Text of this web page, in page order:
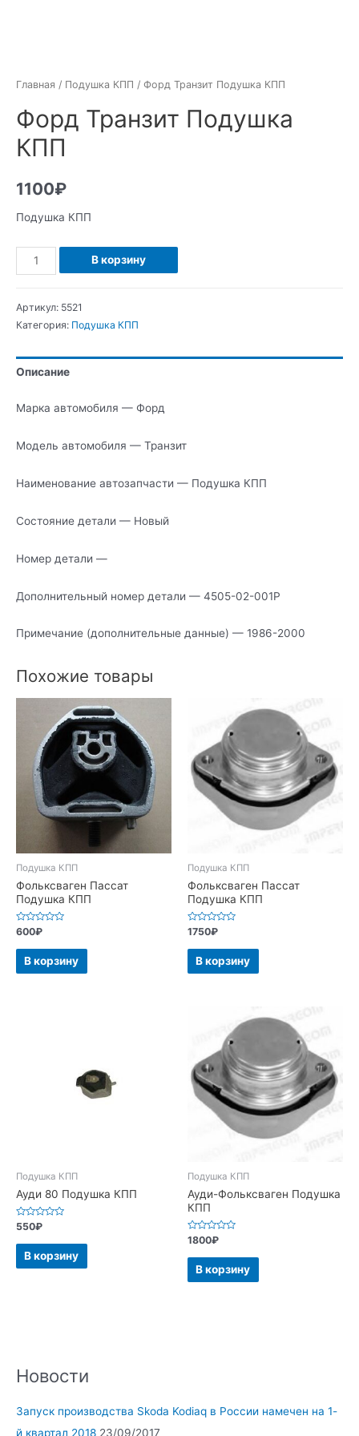
Новости
Запуск производства Skoda Kodiaq в России намечен на 1-
й квартал 2018 23/09/2017
Главная / Подушка КПП / Форд Транзит Подушка КПП
Форд Транзит Подушка
КПП
1100₽
Подушка КПП
Количество
Форд
Подушка
В корзину
Артикул: 5521
Категория: Подушка КПП
Описание
Марка автомобиля — Форд
Модель автомобиля — Транзит
Наименование автозапчасти — Подушка КПП
Состояние детали — Новый
Номер детали —
Дополнительный номер детали — 4505-02-001P
Примечание (дополнительные данные) — 1986-2000
Похожие товары
Подушка КПП
Фольксваген Пассат
Подушка КПП
Оценка
из
600₽
В корзину
Подушка КПП
Фольксваген Пассат
Подушка КПП
Оценка
из
1750₽
В корзину
Подушка КПП
Ауди 80 Подушка КПП
Оценка
0
из
550₽
В корзину
Подушка КПП
Ауди-Фольксваген Подушка
КПП
Оценка
0
из
1800₽
В корзину